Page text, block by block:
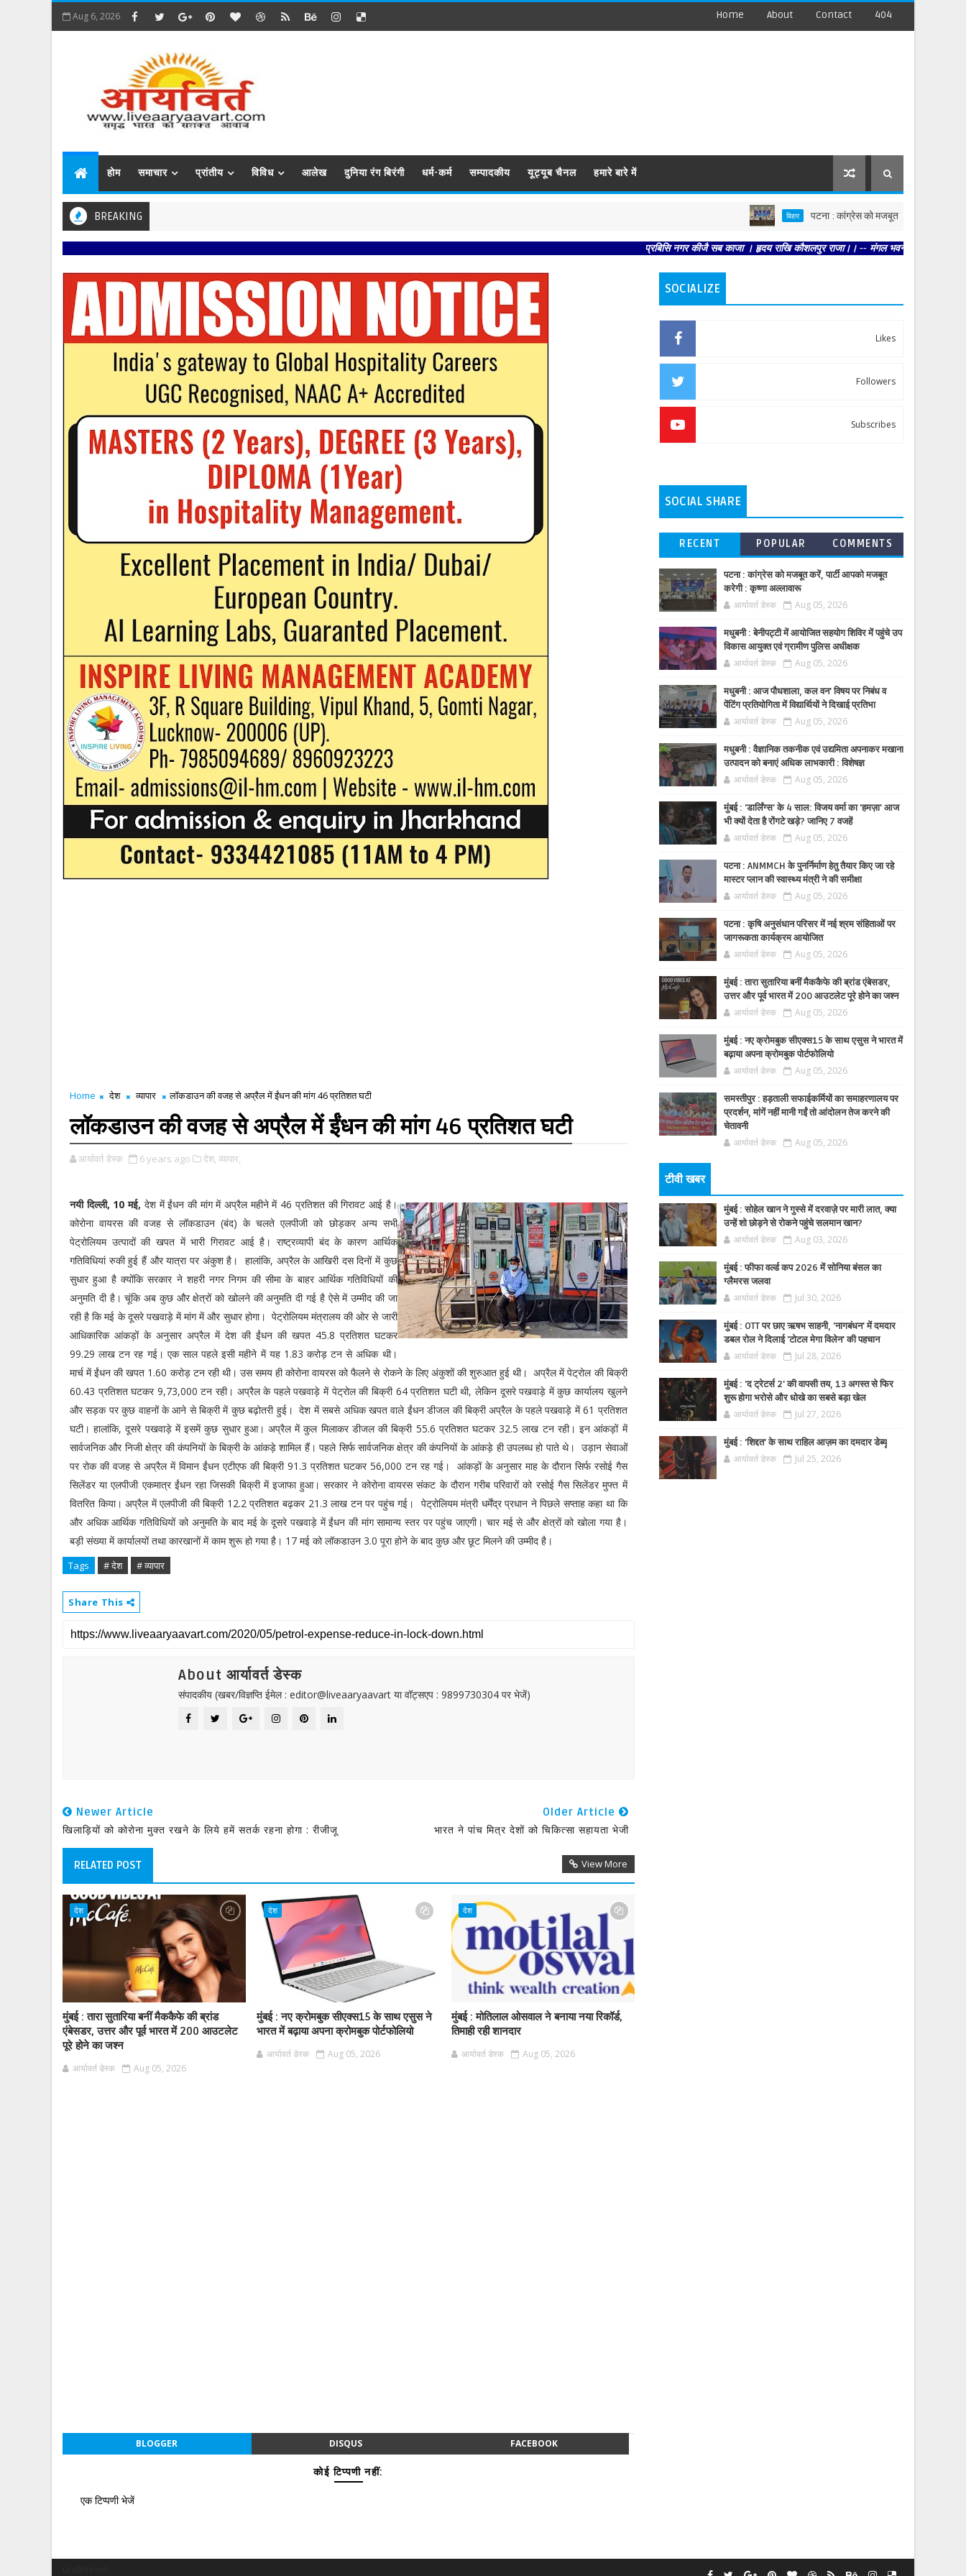
Aug 6, 2026 Home About Contact 404
होम समाचार प्रांतीय विविध आलेख दुनिया रंग बिरंगी धर्म-कर्म सम्पादकीय यूट्यूब चैनल हमारे बारे में
BREAKING बिहार पटना : कांग्रेस को मजबूत करें, पार्टी आपको मजबूत
प्रबिसि नगर कीजै सब काजा । हृदय राखि कौशलपुर राजा।। -- मंगल भवन अमंगल हारी। द्रवहु
Home देश व्यापार लॉकडाउन की वजह से अप्रैल में ईंधन की मांग 46 प्रतिशत घटी
लॉकडाउन की वजह से अप्रैल में ईंधन की मांग 46 प्रतिशत घटी
आर्यावर्त डेस्क 6 years ago देश, व्यापार,
नयी दिल्ली, 10 मई, देश में ईंधन की मांग में अप्रैल महीने में 46 प्रतिशत की गिरावट आई है।
कोरोना वायरस की वजह से लॉकडाउन (बंद) के चलते एलपीजी को छोड़कर अन्य सभी
पेट्रोलियम उत्पादों की खपत में भारी गिरावट आई है। राष्ट्रव्यापी बंद के कारण आर्थिक
गतिविधियां रुकी हुई हैं और यात्रा पर अंकुश है। हालांकि, अप्रैल के आखिरी दस दिनों में कुछ
सुधार हुआ है क्योंकि सरकार ने शहरी नगर निगम की सीमा के बाहर आर्थिक गतिविधियों की
अनुमति दी है। चूंकि अब कुछ और क्षेत्रों को खोलने की अनुमति दी गई है ऐसे में उम्मीद की जा
रही है कि मई के दूसरे पखवाड़े में मांग में और सुधार होगा। पेट्रोलियम मंत्रालय की ओर से जारी
आधिकारिक आंकड़ों के अनुसार अप्रैल में देश की ईंधन की खपत 45.8 प्रतिशत घटकर
99.29 लाख टन रह गई। एक साल पहले इसी महीने में यह 1.83 करोड़ टन से अधिक थी।
मार्च में ईंधन की खपत 1.60 करोड़ टन रही थी। उस समय ही कोरोना वायरस को फैलने से रोकने के लिए अंकुशों की शुरुआत हुई थी। अप्रैल में पेट्रोल की बिक्री
60.43 प्रतिशत घटकर 9,73,000 टन रही। अप्रैल के पहले पखवाड़े में पेट्रोल की बिक्री 64 प्रतिशत घटी थी, लेकिन दूसरे पखवाड़े में कुछ कार्यालय खुलने
और सड़क पर कुछ वाहनों के आने से बिक्री में कुछ बढ़ोतरी हुई। देश में सबसे अधिक खपत वाले ईंधन डीजल की बिक्री अप्रैल के पहले पखवाड़े में 61 प्रतिशत
घटी। हालांकि, दूसरे पखवाड़े में इसमें कुछ सुधार हुआ। अप्रैल में कुल मिलाकर डीजल की बिक्री 55.6 प्रतिशत घटकर 32.5 लाख टन रही। इन आंकड़ों में
सार्वजनिक और निजी क्षेत्र की कंपनियों के बिक्री के आंकड़े शामिल हैं। पहले सिर्फ सार्वजनिक क्षेत्र की कंपनियों के आंकड़े ही उपलब्ध हो पाते थे। उड़ान सेवाओं
पर रोक की वजह से अप्रैल में विमान ईंधन एटीएफ की बिक्री 91.3 प्रतिशत घटकर 56,000 टन रह गई। आंकड़ों के अनुसार माह के दौरान सिर्फ रसोई गैस
सिलेंडर या एलपीजी एकमात्र ईंधन रहा जिसकी बिक्री में इजाफा हुआ। सरकार ने कोरोना वायरस संकट के दौरान गरीब परिवारों को रसोई गैस सिलेंडर मुफ्त में
वितरित किया। अप्रैल में एलपीजी की बिक्री 12.2 प्रतिशत बढ़कर 21.3 लाख टन पर पहुंच गई। पेट्रोलियम मंत्री धर्मेंद्र प्रधान ने पिछले सप्ताह कहा था कि
और अधिक आर्थिक गतिविधियों को अनुमति के बाद मई के दूसरे पखवाड़े में ईंधन की मांग सामान्य स्तर पर पहुंच जाएगी। चार मई से और क्षेत्रों को खोला गया है।
बड़ी संख्या में कार्यालयों तथा कारखानों में काम शुरू हो गया है। 17 मई को लॉकडाउन 3.0 पूरा होने के बाद कुछ और छूट मिलने की उम्मीद है।
Tags # देश # व्यापार
Share This
About आर्यावर्त डेस्क
संपादकीय (खबर/विज्ञप्ति ईमेल : editor@liveaaryaavart या वॉट्सएप : 9899730304 पर भेजें)
Newer Article
खिलाड़ियों को कोरोना मुक्त रखने के लिये हमें सतर्क रहना होगा : रीजीजू
Older Article
भारत ने पांच मित्र देशों को चिकित्सा सहायता भेजी
RELATED POST View More
देश
मुंबई : तारा सुतारिया बनीं मैककैफे की ब्रांड
एंबेसडर, उत्तर और पूर्व भारत में 200 आउटलेट
पूरे होने का जश्न
आर्यावर्त डेस्क Aug 05, 2026
देश
मुंबई : नए क्रोमबुक सीएक्स15 के साथ एसुस ने
भारत में बढ़ाया अपना क्रोमबुक पोर्टफोलियो
आर्यावर्त डेस्क Aug 05, 2026
देश
मुंबई : मोतिलाल ओसवाल ने बनाया नया रिकॉर्ड,
तिमाही रही शानदार
आर्यावर्त डेस्क Aug 05, 2026
BLOGGER DISQUS FACEBOOK
कोई टिप्पणी नहीं:
एक टिप्पणी भेजें
SOCIALIZE
Likes
Followers
Subscribes
SOCIAL SHARE
RECENT POPULAR COMMENTS
पटना : कांग्रेस को मजबूत करें, पार्टी आपको मजबूत
करेगी : कृष्णा अल्लावारू
आर्यावर्त डेस्क Aug 05, 2026
मधुबनी : बेनीपट्टी में आयोजित सहयोग शिविर में पहुंचे उप
विकास आयुक्त एवं ग्रामीण पुलिस अधीक्षक
आर्यावर्त डेस्क Aug 05, 2026
मधुबनी : आज पौधशाला, कल वन' विषय पर निबंध व
पेंटिंग प्रतियोगिता में विद्यार्थियों ने दिखाई प्रतिभा
आर्यावर्त डेस्क Aug 05, 2026
मधुबनी : वैज्ञानिक तकनीक एवं उद्यमिता अपनाकर मखाना
उत्पादन को बनाएं अधिक लाभकारी : विशेषज्ञ
आर्यावर्त डेस्क Aug 05, 2026
मुंबई : 'डार्लिंग्स' के 4 साल: विजय वर्मा का 'हमज़ा' आज
भी क्यों देता है रोंगटे खड़े? जानिए 7 वजहें
आर्यावर्त डेस्क Aug 05, 2026
पटना : ANMMCH के पुनर्निर्माण हेतु तैयार किए जा रहे
मास्टर प्लान की स्वास्थ्य मंत्री ने की समीक्षा
आर्यावर्त डेस्क Aug 05, 2026
पटना : कृषि अनुसंधान परिसर में नई श्रम संहिताओं पर
जागरूकता कार्यक्रम आयोजित
आर्यावर्त डेस्क Aug 05, 2026
मुंबई : तारा सुतारिया बनीं मैककैफे की ब्रांड एंबेसडर,
उत्तर और पूर्व भारत में 200 आउटलेट पूरे होने का जश्न
आर्यावर्त डेस्क Aug 05, 2026
मुंबई : नए क्रोमबुक सीएक्स15 के साथ एसुस ने भारत में
बढ़ाया अपना क्रोमबुक पोर्टफोलियो
आर्यावर्त डेस्क Aug 05, 2026
समस्तीपुर : हड़ताली सफाईकर्मियों का समाहरणालय पर
प्रदर्शन, मांगें नहीं मानी गईं तो आंदोलन तेज करने की
चेतावनी
आर्यावर्त डेस्क Aug 05, 2026
टीवी खबर
मुंबई : सोहेल खान ने गुस्से में दरवाज़े पर मारी लात, क्या
उन्हें शो छोड़ने से रोकने पहुंचे सलमान खान?
आर्यावर्त डेस्क Aug 03, 2026
मुंबई : फीफा वर्ल्ड कप 2026 में सोनिया बंसल का
ग्लैमरस जलवा
आर्यावर्त डेस्क Jul 30, 2026
मुंबई : OTT पर छाए ऋषभ साहनी, 'नागबंधन' में दमदार
डबल रोल ने दिलाई 'टोटल मेगा विलेन' की पहचान
आर्यावर्त डेस्क Jul 28, 2026
मुंबई : 'द ट्रेटर्स 2' की वापसी तय, 13 अगस्त से फिर
शुरू होगा भरोसे और धोखे का सबसे बड़ा खेल
आर्यावर्त डेस्क Jul 27, 2026
मुंबई : 'शिद्दत' के साथ राहिल आज़म का दमदार डेब्यू
आर्यावर्त डेस्क Jul 25, 2026